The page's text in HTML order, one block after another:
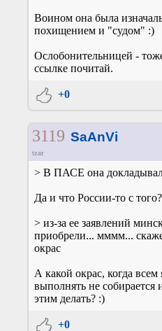
Воином она была
похищением и "судом" :)
Ослобонительницей -
ссылке почитай.
+0
3119 SaAnVi
tzar
> В ПАСЕ она
Да и что России-то с того?
> из-за ее заявлений
приобрели... мммм...
окрас
А какой окрас, когда
выполнять не собирается
этим делать? :)
+0